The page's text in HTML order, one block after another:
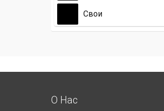
Свои
О Нас